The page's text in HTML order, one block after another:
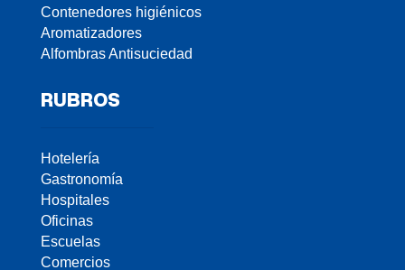
Contenedores higiénicos
Aromatizadores
Alfombras Antisuciedad
RUBROS
Hotelería
Gastronomía
Hospitales
Oficinas
Escuelas
Comercios